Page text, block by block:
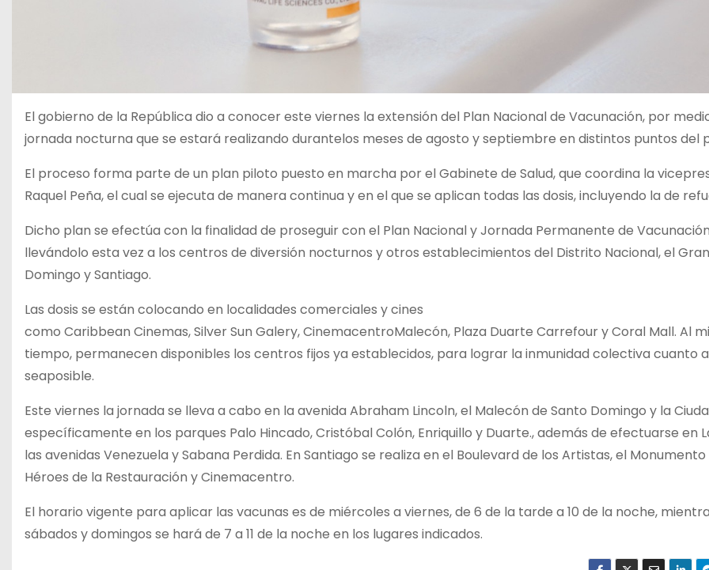
El gobierno de la República dio a conocer este viernes la extensión del Plan Nacional de Vacunación, por
jornada nocturna que se estará realizando durantelos meses de agosto y septiembre en distintos puntos del
El proceso forma parte de un plan piloto puesto en marcha por el Gabinete de Salud, que coordina la
Raquel Peña, el cual se ejecuta de manera continua y en el que se aplican todas las dosis, incluyendo la de
Dicho plan se efectúa con la finalidad de proseguir con el Plan Nacional y Jornada Permanente de
llevándolo esta vez a los centros de diversión nocturnos y otros establecimientos del Distrito Nacional, el
Domingo y Santiago.
Las dosis se están colocando en localidades comerciales y cines
como Caribbean Cinemas, Silver Sun Galery, CinemacentroMalecón, Plaza Duarte Carrefour y Coral Mall. Al
tiempo, permanecen disponibles los centros fijos ya establecidos, para lograr la inmunidad colectiva cuanto
seaposible.
Este viernes la jornada se lleva a cabo en la avenida Abraham Lincoln, el Malecón de Santo Domingo y la
específicamente en los parques Palo Hincado, Cristóbal Colón, Enriquillo y Duarte., además de efectuarse en
las avenidas Venezuela y Sabana Perdida. En Santiago se realiza en el Boulevard de los Artistas, el Monumento
Héroes de la Restauración y Cinemacentro.
El horario vigente para aplicar las vacunas es de miércoles a viernes, de 6 de la tarde a 10 de la noche,
sábados y domingos se hará de 7 a 11 de la noche en los lugares indicados.